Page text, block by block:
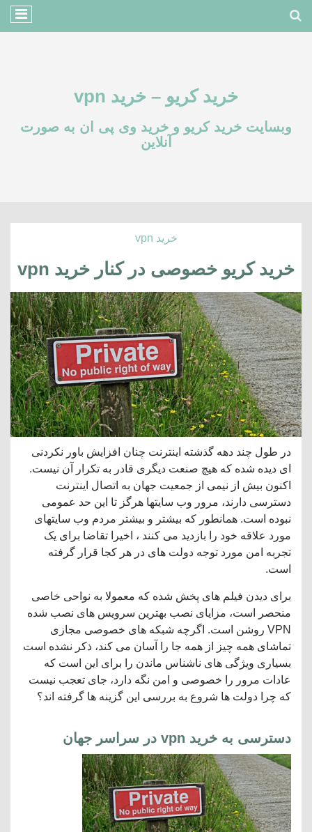
خرید کریو – خرید vpn
وبسایت خرید کریو و خرید وی پی ان به صورت
آنلاین
خرید vpn
خرید کریو خصوصی در کنار خرید vpn
در طول چند دهه گذشته اینترنت چنان افزایش باور نکردنی
ای دیده شده که هیچ صنعت دیگری قادر به تکرار آن نیست.
اکنون بیش از نیمی از جمعیت جهان به اتصال اینترنت
دسترسی دارند، مرور وب سایتها هرگز تا این حد عمومی
نبوده است. همانطور که بیشتر و بیشتر مردم وب سایتهای
مورد علاقه خود را بازدید می کنند ، اخیرا تقاضا برای یک
تجربه امن مورد توجه دولت های در هر کجا قرار گرفته
است.
برای دیدن فیلم های پخش شده که معمولا به نواحی خاصی
منحصر است، مزایای نصب بهترین سرویس های نصب شده
VPN روشن است. اگرچه شبکه های خصوصی مجازی
تماشای همه چیز از همه جا را آسان می کند، ذکر نشده است
بسیاری ویژگی های ناشناس ماندن را برای این است که
عادات مرور را خصوصی و امن نگه دارد، جای تعجب نیست
که چرا دولت ها شروع به بررسی این گزینه ها گرفته اند؟
دسترسی به خرید vpn در سراسر جهان